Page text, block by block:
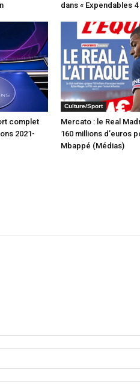
dans « Expendables 4
complet
2021-
Culture/Sport
Mercato : le Real
160 millions d’euros
Mbappé (Médias)